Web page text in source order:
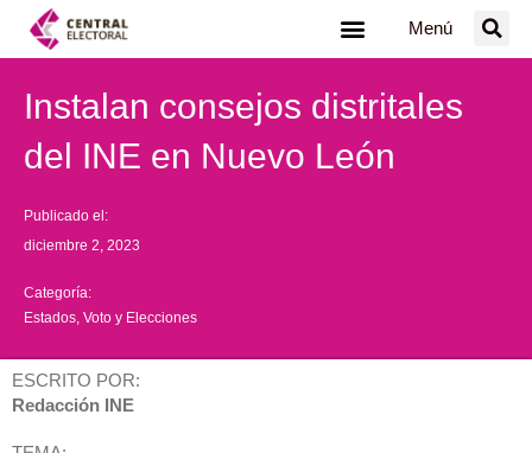
Menú
Instalan consejos distritales
del INE en Nuevo León
Publicado el:
diciembre 2, 2023
Categoría:
Estados Voto y Elecciones
ESCRITO POR:
Redacción INE